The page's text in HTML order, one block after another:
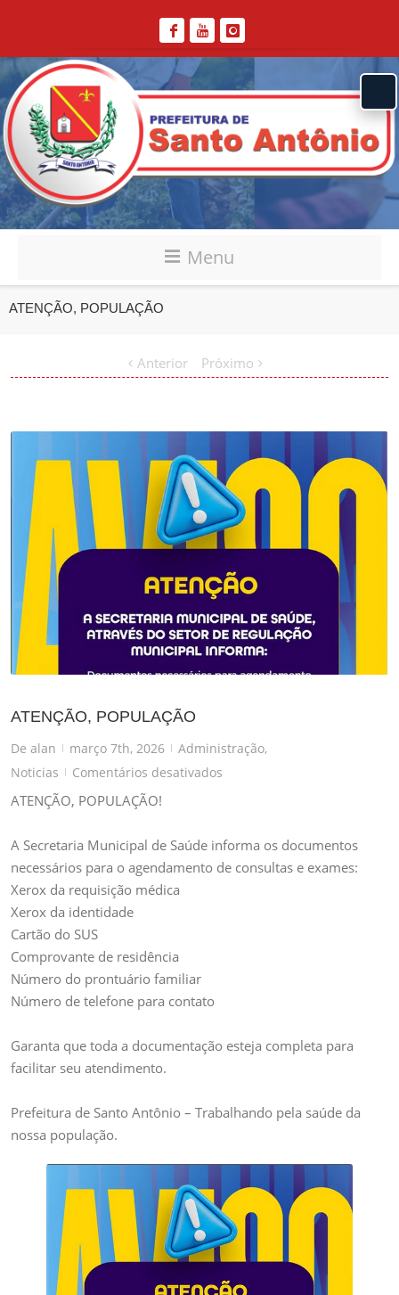
Menu
ATENÇÃO, POPULAÇÃO
Anterior Próximo
ATENÇÃO, POPULAÇÃO
De alan | março 7th, 2026 | Administração,
Noticias
| Comentários desativados
ATENÇÃO, POPULAÇÃO!
A Secretaria Municipal de Saúde informa os documentos
necessários para o agendamento de consultas e exames:
Xerox da requisição médica
Xerox da identidade
Cartão do SUS
Comprovante de residência
Número do prontuário familiar
Número de telefone para contato
Garanta que toda a documentação esteja completa para
facilitar seu atendimento.
Prefeitura de Santo Antônio – Trabalhando pela saúde da
nossa população.